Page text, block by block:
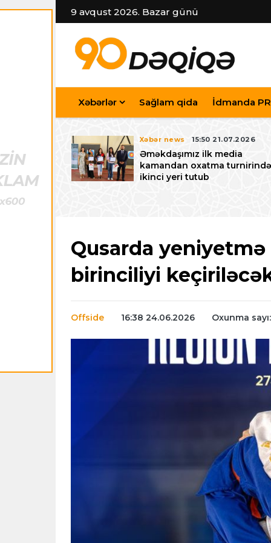
9 avqust 2026. Bazar günü
Xəbərlər Sağlam qida İdmanda PR
U-15
festivalı ilə
Xəbər news 15:50 21.07.2026
Əməkdaşımız ilk media
kamandan oxatma turnirində
ikinci yeri tutub
Qusarda
birinciliyi
Offside 16:38 24.06.2026 Oxunma